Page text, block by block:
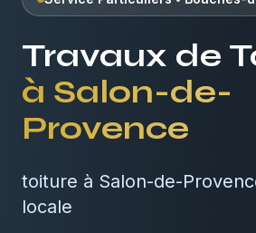
Travaux de
à Salon-de-
Provence
toiture à Salon-de-
locale